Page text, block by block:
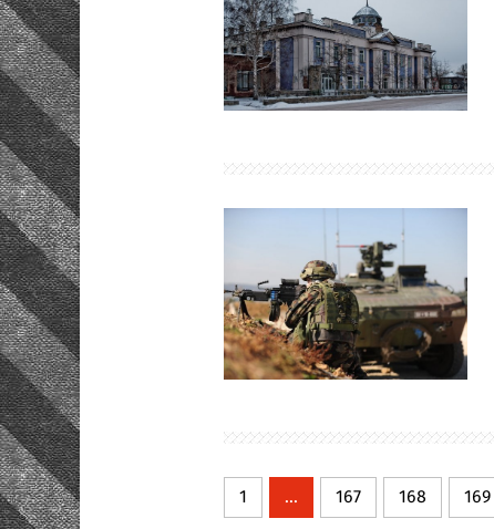
1 ... 167 168 169